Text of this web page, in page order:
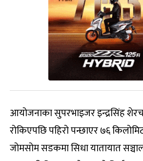
आयोजनाका सुपरभाइजर इन्द्रसिंह
रोकिएपछि पहिरो पन्छाएर ७६
जोमसोम सडकमा सिधा यातायात